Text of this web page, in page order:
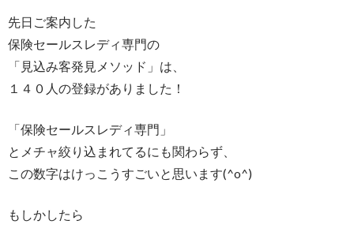
先日ご案内した
保険セールスレディ専門の
「見込み客発見メソッド」は、
１４０人の登録がありました！
「保険セールスレディ専門」
とメチャ絞り込まれてるにも関わらず、
この数字はけっこうすごいと思います(^o^)
もしかしたら